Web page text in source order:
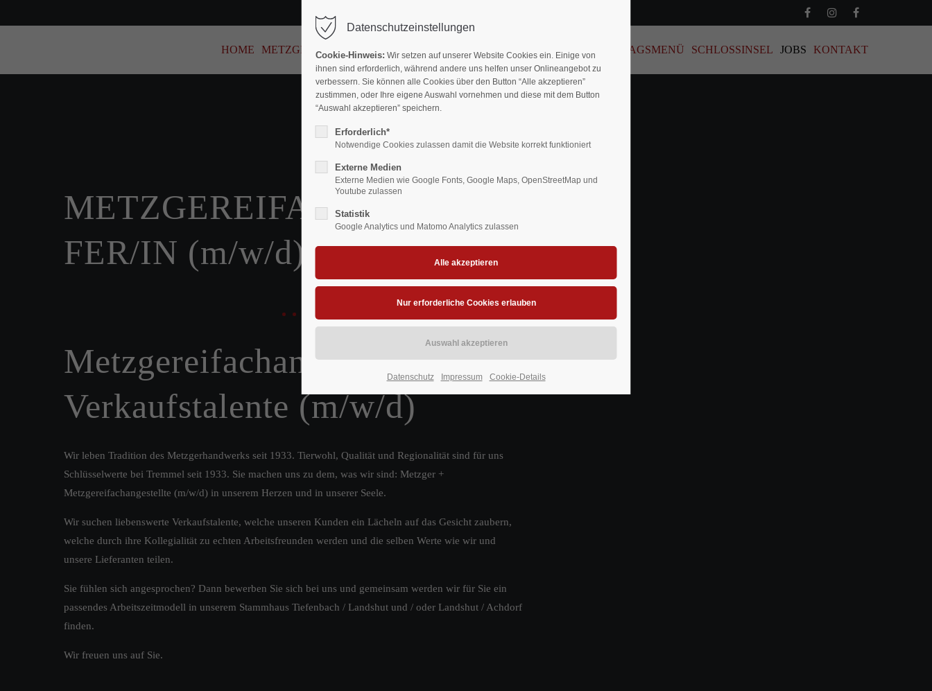
HOME METZGERHANDWERK CATERING SOPHIE'S ALM ANGEBOTE MITTAGSMENÜ SCHLOSSINSEL JOBS KONTAKT
METZGEREIFACHVERKÄU
FER/IN (m/w/d)
Metzgereifachangestellte /
Verkaufstalente (m/w/d)
Wir leben Tradition des Metzgerhandwerks seit 1933. Tierwohl, Qualität und Regionalität sind für uns
Schlüsselwerte bei Tremmel seit 1933. Sie machen uns zu dem, was wir sind: Metzger +
Metzgereifachangestellte (m/w/d) in unserem Herzen und in unserer Seele.
Wir suchen liebenswerte Verkaufstalente, welche unseren Kunden ein Lächeln auf das Gesicht zaubern,
welche durch ihre Kollegialität zu echten Arbeitsfreunden werden und die selben Werte wie wir und
unsere Lieferanten teilen.
Sie fühlen sich angesprochen? Dann bewerben Sie sich bei uns und gemeinsam werden wir für Sie ein
passendes Arbeitszeitmodell in unserem Stammhaus Tiefenbach / Landshut und / oder Landshut / Achdorf
finden.
Wir freuen uns auf Sie.
Arbeitsort:
Rödlstraße 13
Datenschutzeinstellungen
Cookie-Hinweis: Wir setzen auf unserer Website Cookies ein. Einige von
ihnen sind erforderlich, während andere uns helfen unser Onlineangebot zu
verbessern. Sie können alle Cookies über den Button “Alle akzeptieren”
zustimmen, oder Ihre eigene Auswahl vornehmen und diese mit dem Button
“Auswahl akzeptieren” speichern.
Erforderlich*
Notwendige Cookies zulassen damit die Website korrekt funktioniert
Externe Medien
Externe Medien wie Google Fonts, Google Maps, OpenStreetMap und
Youtube zulassen
Statistik
Google Analytics und Matomo Analytics zulassen
Datenschutz Impressum Cookie-Details